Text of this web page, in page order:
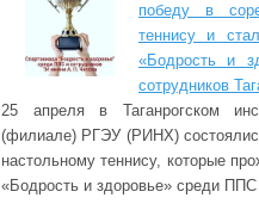
победу в
теннису и
«Бодрость и
сотрудников
25 апреля в Таганрогском
(филиале) РГЭУ (РИНХ)
настольному теннису, которые
«Бодрость и здоровье» среди ППС